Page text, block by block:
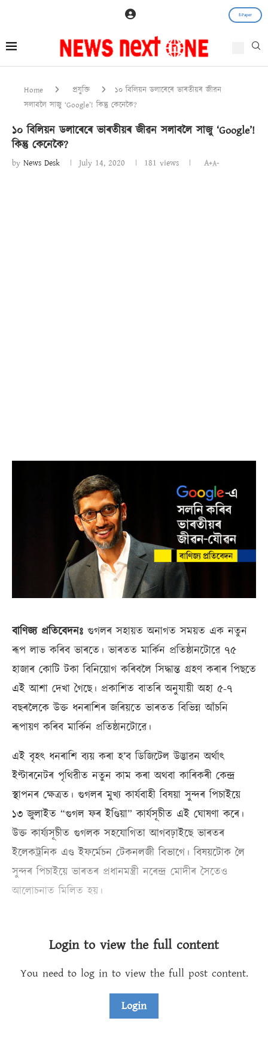
E-Paper
Home প্ৰযুক্তি
১০ বিলিয়ন ডলাৰেৰে ভাৰতীয়ৰ জীৱন
সলাবলৈ সাজু ‘Google’! কিন্তু কেনেকৈ?
১০ বিলিয়ন ডলাৰেৰে ভাৰতীয়ৰ জীৱন সলাবলৈ সাজু ‘Google’!
কিন্তু কেনেকৈ?
by News Desk July 14, 2020 181 views A+A-
বাণিজ্য প্ৰতিবেদনঃ গুগলৰ সহায়ত অনাগত সময়ত এক নতুন
ৰূপ লাভ কৰিব ভাৰতে। ভাৰতত মাৰ্কিন প্ৰতিষ্ঠানটোৱে ৭৫
হাজাৰ কোটি টকা বিনিয়োগ কৰিবলৈ সিদ্ধান্ত গ্ৰহণ কৰাৰ পিছতে
এই আশা দেখা গৈছে। প্ৰকাশিত বাতৰি অনুযায়ী অহা ৫-৭
বছৰলৈকে উক্ত ধনৰাশিৰ জৰিয়তে ভাৰতত বিভিন্ন আঁচনি
ৰূপায়ণ কৰিব মাৰ্কিন প্ৰতিষ্ঠানটোৱে।
এই বৃহৎ ধনৰাশি ব্যয় কৰা হ’ব ডিজিটেল উদ্ভাৱন অৰ্থাৎ
ইণ্টাৰনেটৰ পৃথিৱীত নতুন কাম কৰা অথবা কাৰিকৰী কেন্দ্ৰ
স্থাপনৰ ক্ষেত্ৰত। গুগলৰ মুখ্য কাৰ্যবাহী বিষয়া সুন্দৰ পিচাইয়ে
১৩ জুলাইত “গুগল ফৰ ইণ্ডিয়া” কাৰ্যসূচীত এই ঘোষণা কৰে।
উক্ত কাৰ্য্যসূচীত গুগলক সহযোগিতা আগবঢ়াইছে ভাৰতৰ
ইলেকট্ৰনিক এণ্ড ইফৰ্মেচন টেকনলজী বিভাগে। বিষয়টোক লৈ
সুন্দৰ পিচাইয়ে ভাৰতৰ প্ৰধানমন্ত্ৰী নৰেন্দ্ৰ মোদীৰ সৈতেও
আলোচনাত মিলিত হয়।
Login to view the full content
You need to log in to view the full post content.
Login